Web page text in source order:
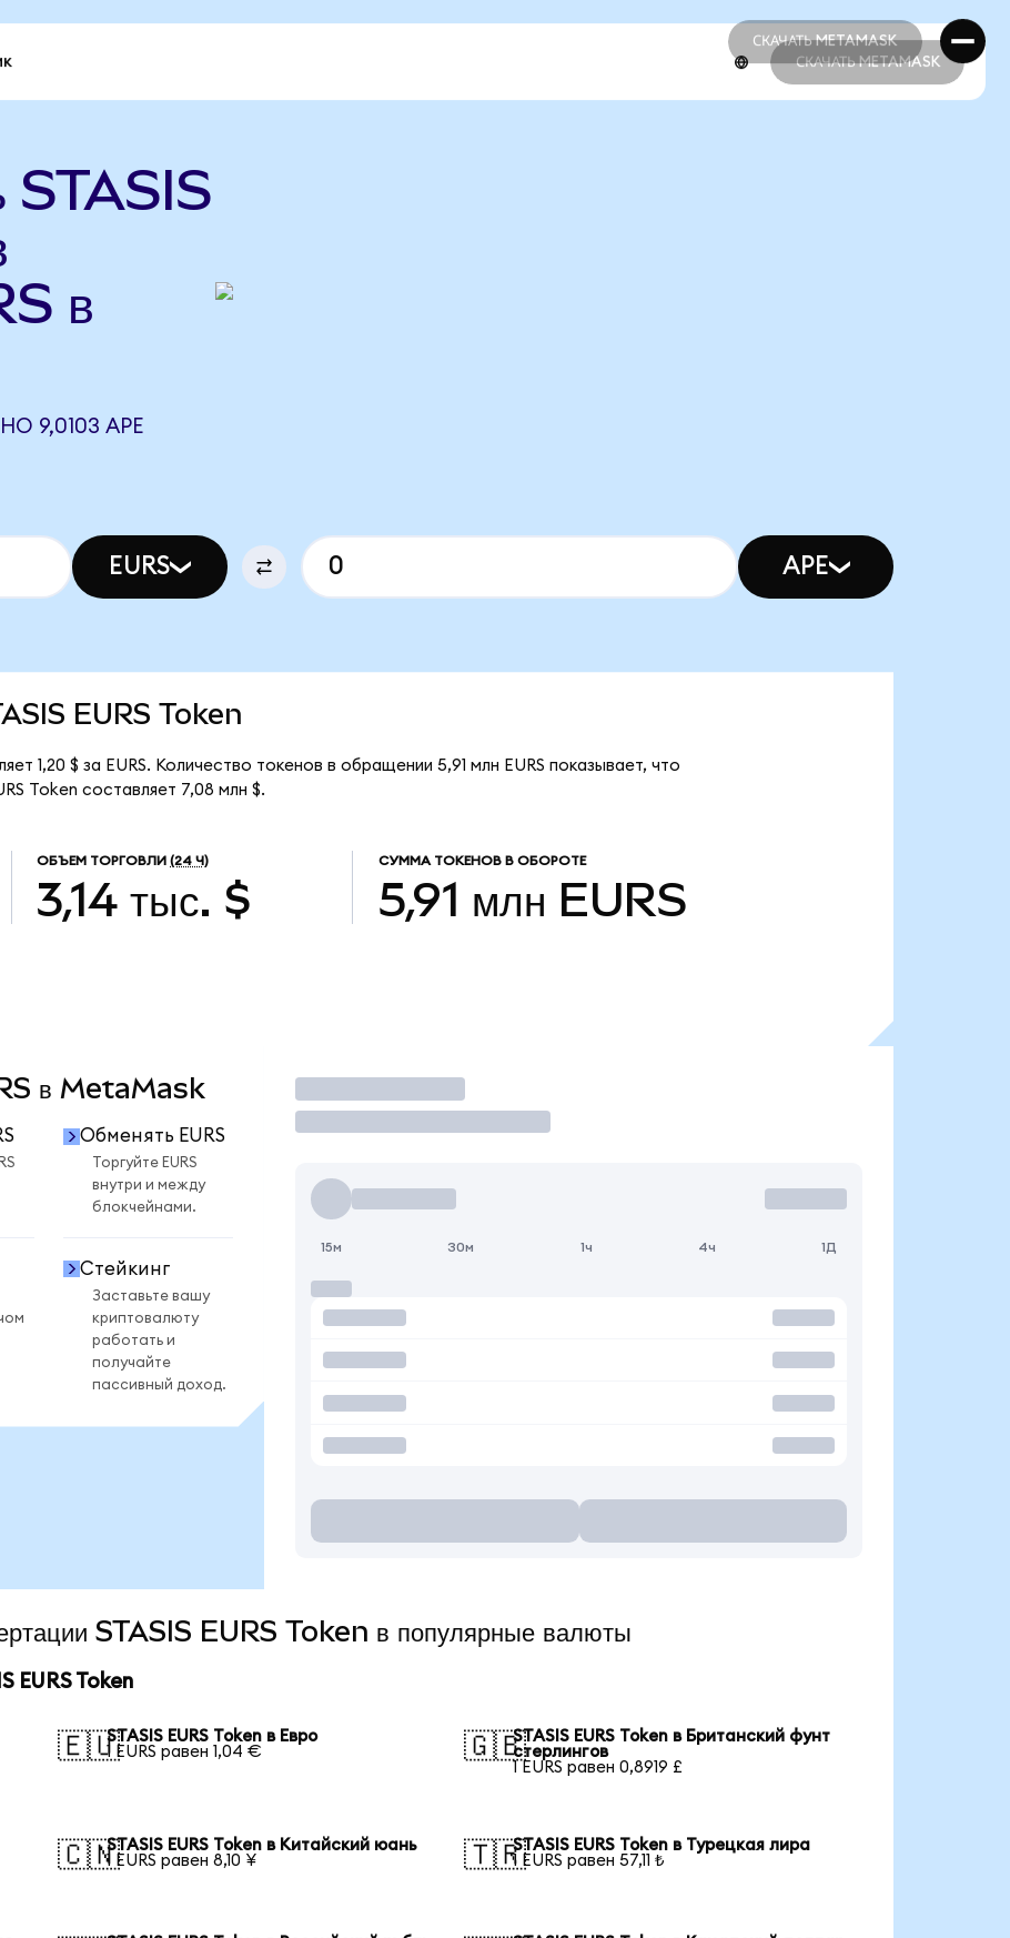
СКАЧАТЬ METAMASK
СКАЧАТЬ METAMASK
СКАЧАТЬ METAMASK
STASIS
в
9,0103 APE
EURS APE
EURS Token
1,20 $ за EURS. Количество токенов в обращении 5,91 млн EURS показывает, что
Token составляет 7,08 млн $.
ОБЪЕМ ТОРГОВЛИ (24 Ч)
3,14 тыс. $
СУММА ТОКЕНОВ В ОБОРОТЕ
5,91 млн EURS
в MetaMask
Обменять EURS
Торгуйте EURS
внутри и между
блокчейнами.
Стейкинг
Заставьте вашу
криптовалюту
работать и
получайте
пассивный доход.
Торговать
15м 30м 1ч 4ч 1Д
STASIS EURS Token в популярные валюты
EURS Token
🇪🇺STASIS EURS Token в Евро
1 EURS равен 1,04 €
🇬🇧STASIS EURS Token в Британский фунт
стерлингов
1 EURS равен 0,8919 £
🇨🇳STASIS EURS Token в Китайский юань
1 EURS равен 8,10 ¥
🇹🇷STASIS EURS Token в Турецкая лира
1 EURS равен 57,11 ₺